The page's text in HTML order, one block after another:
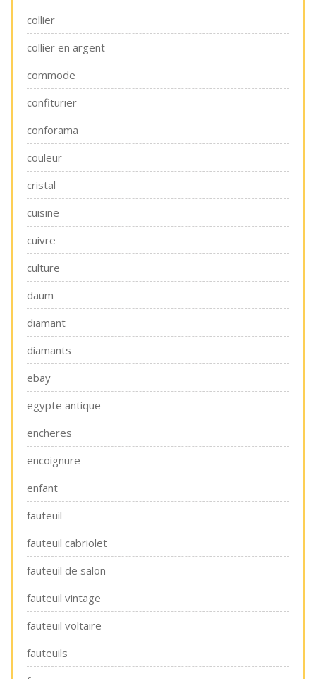
collier
collier en argent
commode
confiturier
conforama
couleur
cristal
cuisine
cuivre
culture
daum
diamant
diamants
ebay
egypte antique
encheres
encoignure
enfant
fauteuil
fauteuil cabriolet
fauteuil de salon
fauteuil vintage
fauteuil voltaire
fauteuils